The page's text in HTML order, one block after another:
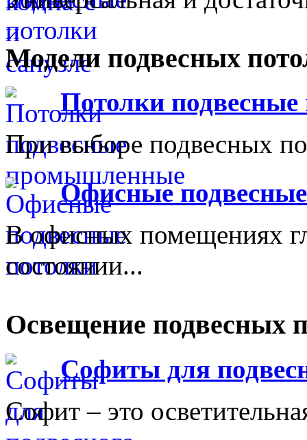
Модели подвесных
Потолки
При выборе подвесных
Офисные
В офисных помещениях
состоянии...
Освещение подвесных
Софиты для
Софит – это